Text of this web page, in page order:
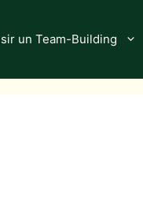
un Team-Building